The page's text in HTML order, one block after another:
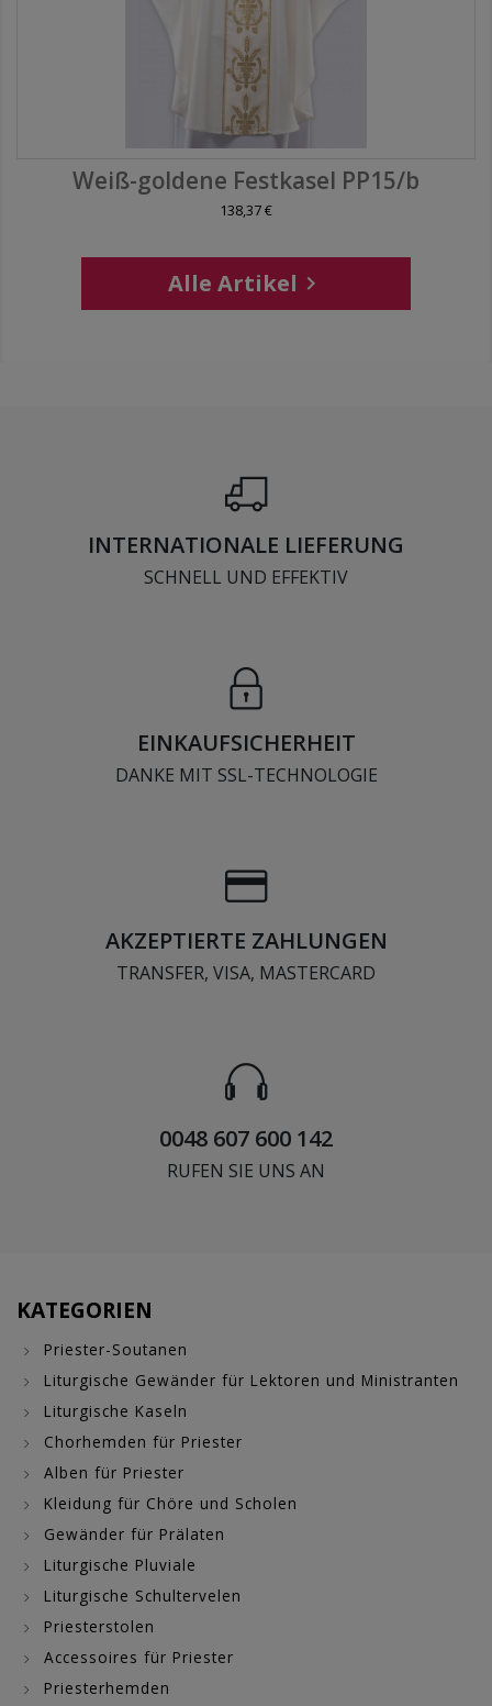
Weiß-goldene Festkasel PP15/b
138,37 €
Alle Artikel 
INTERNATIONALE LIEFERUNG
SCHNELL UND EFFEKTIV
EINKAUFSICHERHEIT
DANKE MIT SSL-TECHNOLOGIE
AKZEPTIERTE ZAHLUNGEN
TRANSFER, VISA, MASTERCARD
0048 607 600 142
RUFEN SIE UNS AN
KATEGORIEN
Priester-Soutanen
Liturgische Gewänder für Lektoren und Ministranten
Liturgische Kaseln
Chorhemden für Priester
Alben für Priester
Kleidung für Chöre und Scholen
Gewänder für Prälaten
Liturgische Pluviale
Liturgische Schultervelen
Priesterstolen
Accessoires für Priester
Priesterhemden